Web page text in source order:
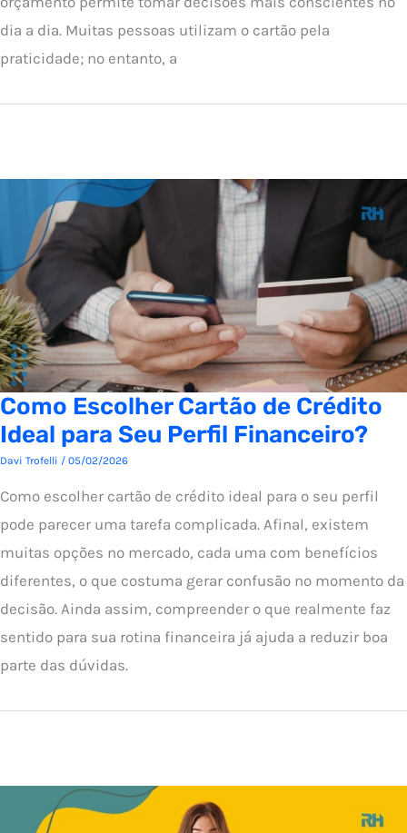
dia a dia. Muitas pessoas utilizam o cartão pela
praticidade; no entanto, a
Como Escolher Cartão de Crédito
Ideal para Seu Perfil Financeiro?
Davi Trofelli / 05/02/2026
Como escolher cartão de crédito ideal para o seu perfil
pode parecer uma tarefa complicada. Afinal, existem
muitas opções no mercado, cada uma com benefícios
diferentes, o que costuma gerar confusão no momento da
decisão. Ainda assim, compreender o que realmente faz
sentido para sua rotina financeira já ajuda a reduzir boa
parte das dúvidas.